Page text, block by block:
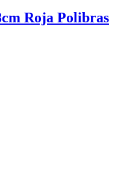
Roja Polibras